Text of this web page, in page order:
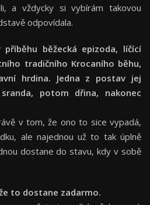
a vždycky si vybírám takovou
odpovídala.
běžecká epizoda, líčící
tradičního Krocaního běhu,
hrdina. Jedna z postav jej
potom dřina, nakonec
v tom, že ono to sice vypadá,
ale najednou už to tak úplně
dostane do stavu, kdy v sobě
to dostane zadarmo.